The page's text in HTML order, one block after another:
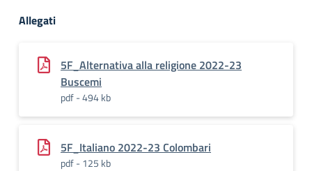
Allegati
5F_Alternativa alla religione 2022-23
Buscemi
pdf - 494 kb
5F_Italiano 2022-23 Colombari
pdf - 125 kb